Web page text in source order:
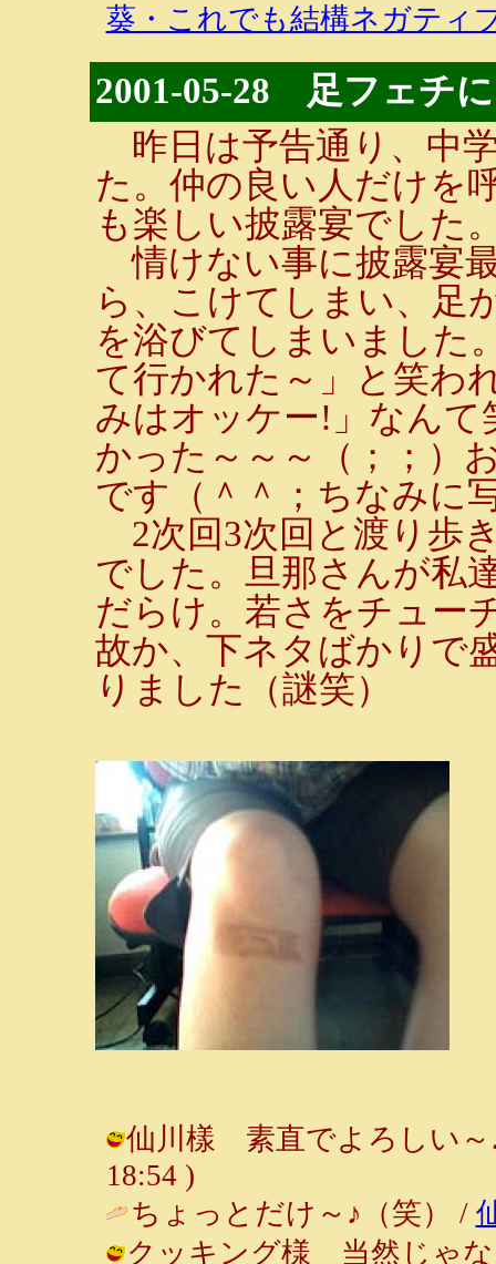
葵・これでも結構ネガティ
2001-05-28 足フェチ
昨日は予告通り、中
た。仲の良い人だけを
も楽しい披露宴でした
情けない事に披露宴
ら、こけてしまい、足
を浴びてしまいました
て行かれた～」と笑わ
みはオッケー!」なん
かった～～～（；；）
です（＾＾；ちなみに
2次回3次回と渡り歩
でした。旦那さんが私
だらけ。若さをチュー
故か、下ネタばかりで
りました（謎笑）
仙川樣 素直でよろしい～
18:54 )
ちょっとだけ～♪（笑） /
クッキング様 当然じゃな